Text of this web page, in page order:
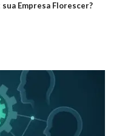
Empresa Florescer?